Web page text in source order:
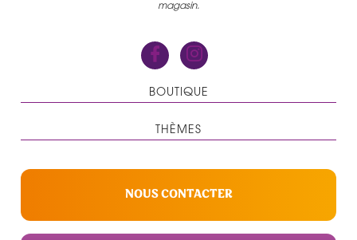
magasin.
BOUTIQUE
THÈMES
NOUS CONTACTER